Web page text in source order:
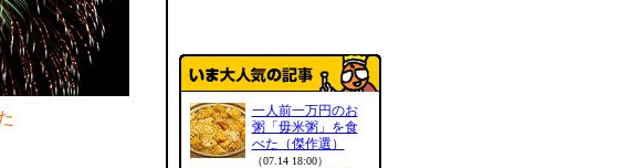
一人前一万円のお
粥「毋米粥」を食
べた（傑作選）
（07.14 18:00）